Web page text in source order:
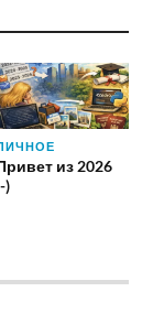
из 2026
)